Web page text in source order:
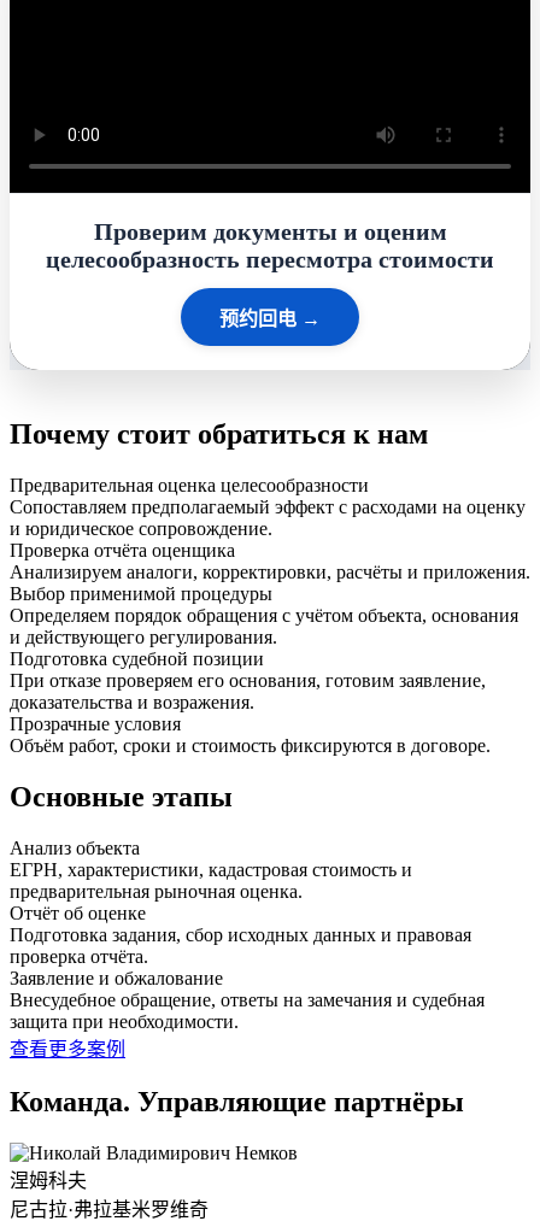
Проверим документы и оценим
целесообразность пересмотра стоимости
预约回电 →
Почему стоит обратиться к нам
Предварительная оценка целесообразности
Сопоставляем предполагаемый эффект с расходами на оценку
и юридическое сопровождение.
Проверка отчёта оценщика
Анализируем аналоги, корректировки, расчёты и приложения.
Выбор применимой процедуры
Определяем порядок обращения с учётом объекта, основания
и действующего регулирования.
Подготовка судебной позиции
При отказе проверяем его основания, готовим заявление,
доказательства и возражения.
Прозрачные условия
Объём работ, сроки и стоимость фиксируются в договоре.
Основные этапы
Анализ объекта
ЕГРН, характеристики, кадастровая стоимость и
предварительная рыночная оценка.
Отчёт об оценке
Подготовка задания, сбор исходных данных и правовая
проверка отчёта.
Заявление и обжалование
Внесудебное обращение, ответы на замечания и судебная
защита при необходимости.
查看更多案例
Команда. Управляющие партнёры
涅姆科夫
尼古拉·弗拉基米罗维奇